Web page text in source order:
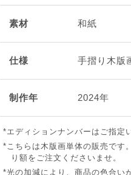
素材 和紙
仕様 手摺り木版
制作年 2024年
エディションナンバーはご指定
こちらは木版画単体の販売です
り額をご注文くださいませ。
光の加減により、商品の色合い